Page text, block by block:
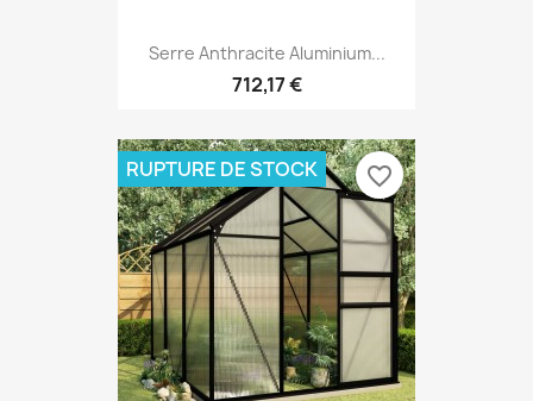
Serre Anthracite Aluminium...
712,17 €
RUPTURE DE STOCK favorite_border